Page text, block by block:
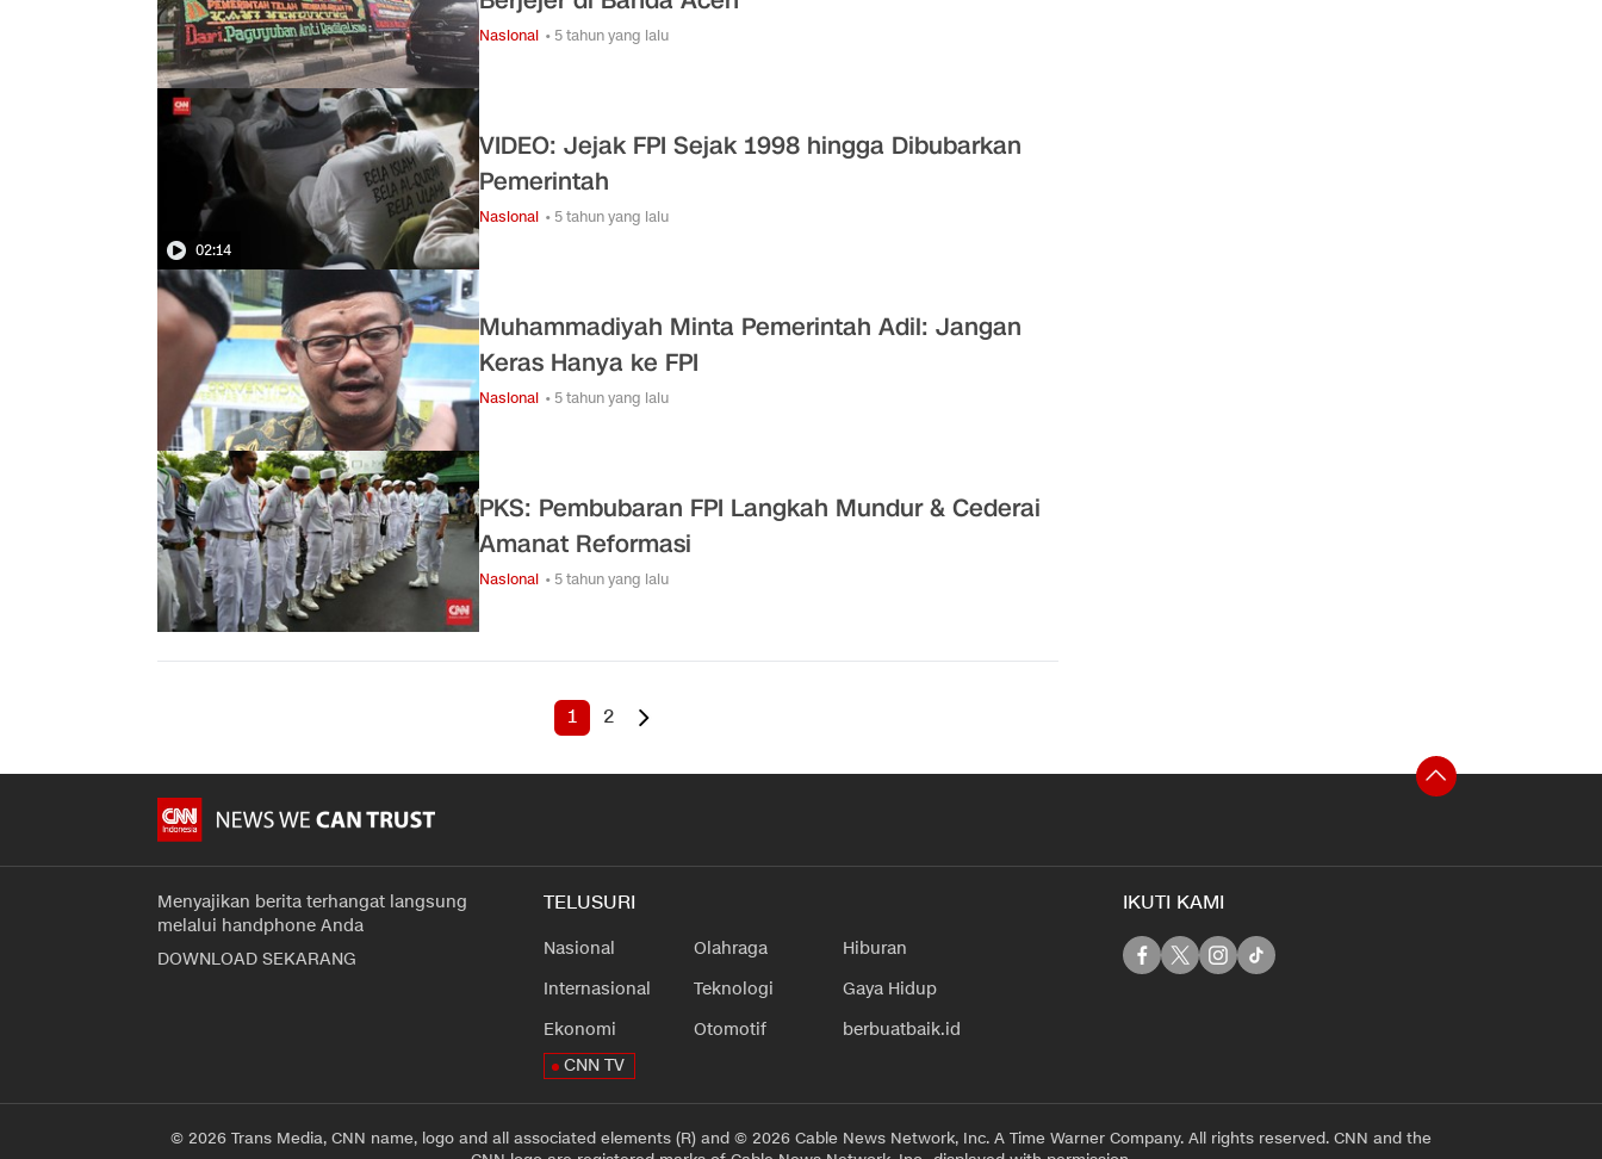
Nasional • 5 tahun yang lalu
02:14
VIDEO: Jejak FPI Sejak 1998 hingga Dibubarkan
Pemerintah
Nasional • 5 tahun yang lalu
Muhammadiyah Minta Pemerintah Adil: Jangan
Keras Hanya ke FPI
Nasional • 5 tahun yang lalu
PKS: Pembubaran FPI Langkah Mundur & Cederai
Amanat Reformasi
Nasional • 5 tahun yang lalu
1 2
Menyajikan berita terhangat langsung
melalui handphone Anda
DOWNLOAD SEKARANG
TELUSURI
Nasional
Internasional
Ekonomi
Olahraga
Teknologi
Otomotif
Hiburan
Gaya Hidup
berbuatbaik.id
CNN TV
IKUTI KAMI
© 2026 Trans Media, CNN name, logo and all associated elements (R) and © 2026 Cable News Network, Inc. A Time Warner Company. All rights reserved. CNN and the